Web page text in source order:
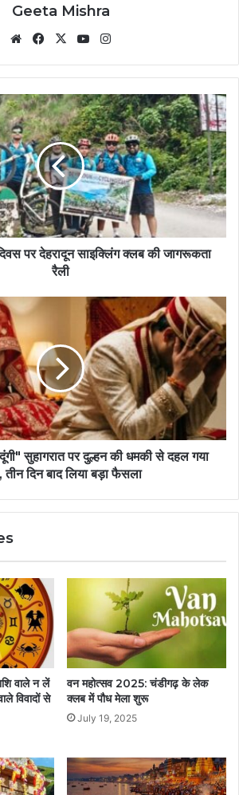
Geeta Mishra
WebsiteFacebook
X YouTube
पर देहरादून साइक्लिंग क्लब की जागरूकता
रैली
सुहागरात पर दुल्हन की धमकी से दहल गया
तीन दिन बाद लिया बड़ा फैसला
वाले न लें
विवादों से
वन महोत्सव 2025: चंडीगढ़ के लेक
क्लब में पौध मेला शुरू
July 19, 2025